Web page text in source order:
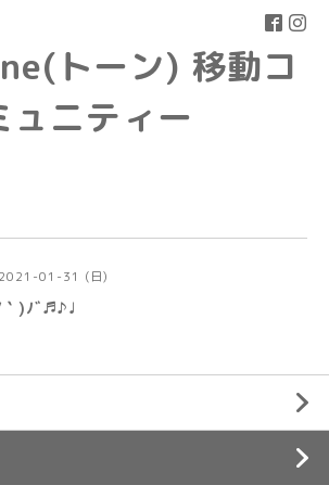
トーン) 移動コ
ュニティー
2021-01-31 (日)
)ﾉﾞ♬♪♩